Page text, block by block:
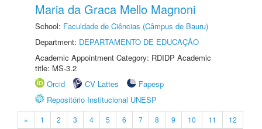
Maria da Graca Mello Magnoni
School: Faculdade de Ciências (Câmpus de Bauru)
Department: DEPARTAMENTO DE EDUCAÇÃO
Academic Appointment Category: RDIDP Academic
title: MS-3.2
Orcid
CV Lattes
Fapesp
Repositório Institucional UNESP
« 1 2 3 4 5 6 7 8 9 10 11
12